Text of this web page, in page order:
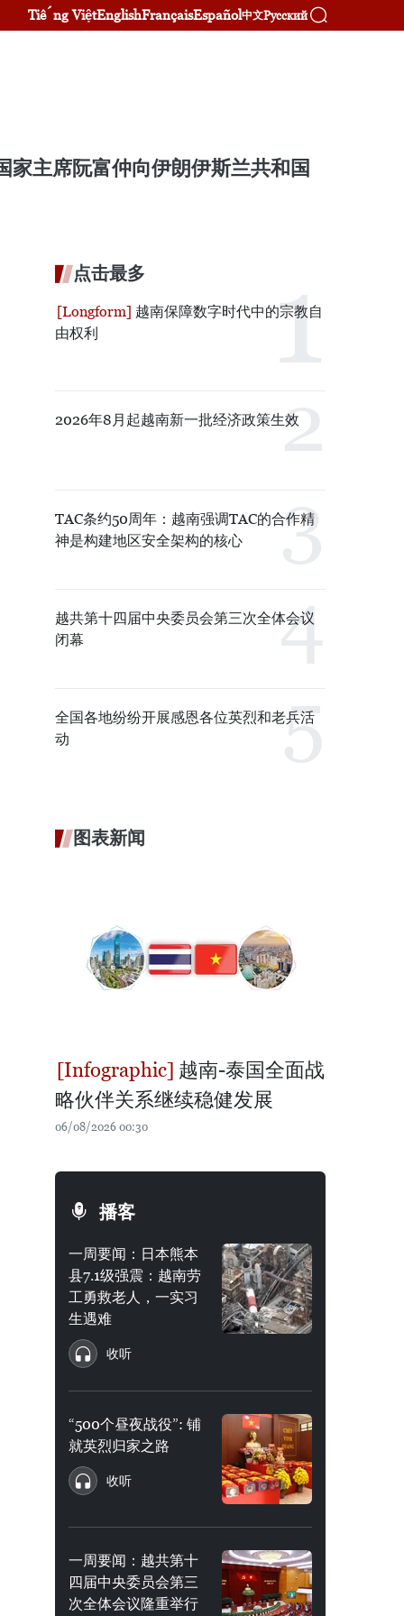
Tiếng ViệtEnglishFrançaisEspañol中文Русский
家主席阮富仲向伊朗伊斯兰共和国
点击最多
越南保障数字时代中的宗教自
由权利
2026年8月起越南新一批经济政策生效
TAC条约50周年：越南强调TAC的合作精
神是构建地区安全架构的核心
越共第十四届中央委员会第三次全体会议
闭幕
全国各地纷纷开展感恩各位英烈和老兵活
动
图表新闻
越南-泰国全面战
略伙伴关系继续稳健发展
06/08/2026 00:30
播客
一周要闻：日本熊本
县7.1级强震：越南劳
工勇救老人，一实习
生遇难
收听
“500个昼夜战役”: 铺
就英烈归家之路
收听
一周要闻：越共第十
四届中央委员会第三
次全体会议隆重举行